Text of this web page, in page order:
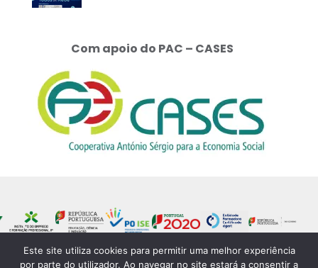
Com apoio do PAC – CASES
Este site utiliza cookies para permitir uma melhor experiência
por parte do utilizador. Ao navegar no site estará a consentir a